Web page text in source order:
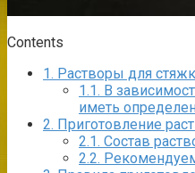
Contents
1. Растворы для
1.1. В
иметь
2. Приготовление
2.1. Состав
2.2.